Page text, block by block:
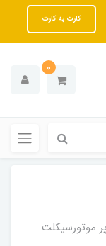
کارت به کارت
0
موتورسیکلت